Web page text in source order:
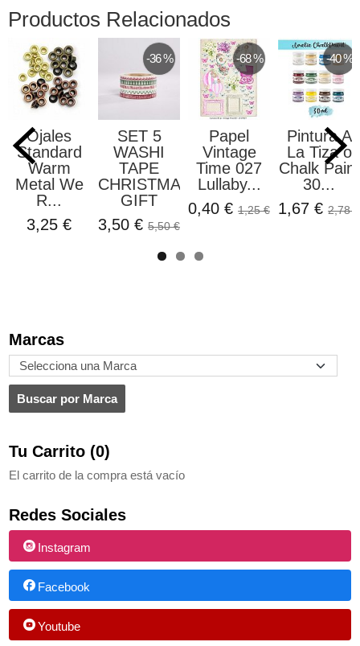
Marcas
Tu Carrito (0)
El carrito de la compra está vacío
Redes Sociales
Instagram
Facebook
Youtube
Productos Relacionados
Ojales
Standard
Warm
Metal We
R...
3,25 €
-36 %
SET 5
WASHI
TAPE
CHRISTMAS
GIFT
3,50 € 5,50 €
-68 %
Papel
Vintage
Time 027
Lullaby...
0,40 € 1,25 €
-40 %
Pintura A
La Tiza o
Chalk Paint
30...
1,67 € 2,78 €